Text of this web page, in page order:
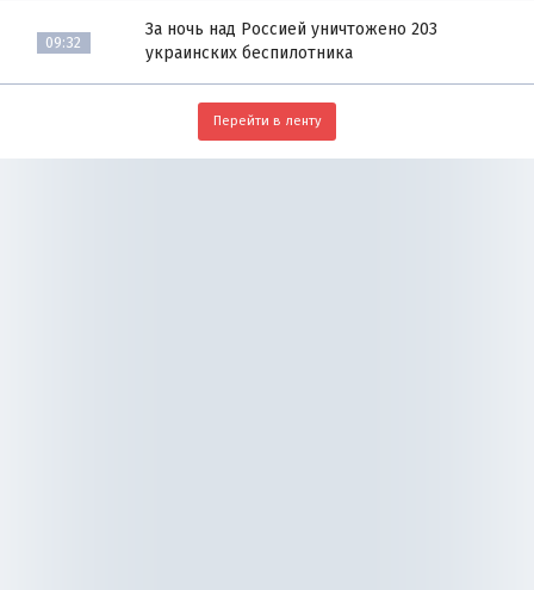
09:32
За ночь над Россией уничтожено 203
украинских беспилотника
Перейти в ленту